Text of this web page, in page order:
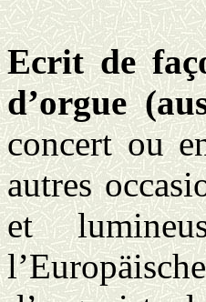
Ecrit de
d’orgue
concert ou
autres
et
l’